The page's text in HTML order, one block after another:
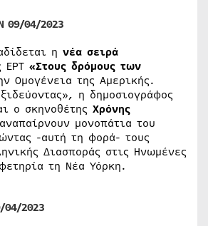
09/04/2023
η νέα σειρά
ΕΡΤ «Στους δρόμους των
Ομογένεια της Αμερικής.
η δημοσιογράφος
ο σκηνοθέτης Χρόνης
μονοπάτια του
-αυτή τη φορά- τους
Διασποράς στις Ηνωμένες
τη Νέα Υόρκη.
04/2023